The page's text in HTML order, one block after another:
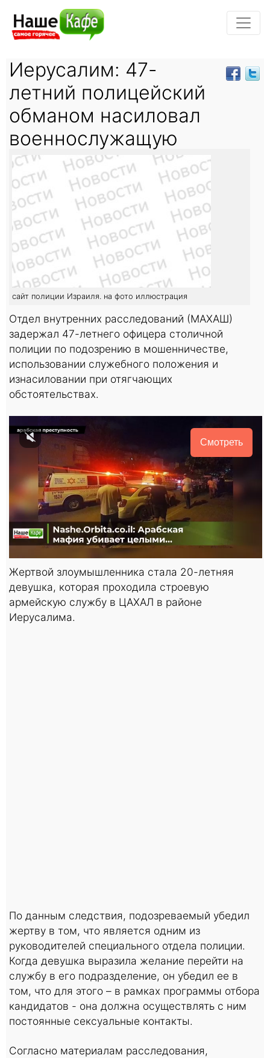
Иерусалим: 47-
летний полицейский
обманом насиловал
военнослужащую
сайт полиции Израиля. на фото иллюстрация
Отдел внутренних расследований (МАХАШ)
задержал 47-летнего офицера столичной
полиции по подозрению в мошенничестве,
использовании служебного положения и
изнасиловании при отягчающих
обстоятельствах.
Смотреть
Жертвой злоумышленника стала 20-летняя
девушка, которая проходила строевую
армейскую службу в ЦАХАЛ в районе
Иерусалима.
По данным следствия, подозреваемый убедил
жертву в том, что является одним из
руководителей специального отдела полиции.
Когда девушка выразила желание перейти на
службу в его подразделение, он убедил ее в
том, что для этого – в рамках программы отбора
кандидатов - она должна осуществлять с ним
постоянные сексуальные контакты.
Согласно материалам расследования,